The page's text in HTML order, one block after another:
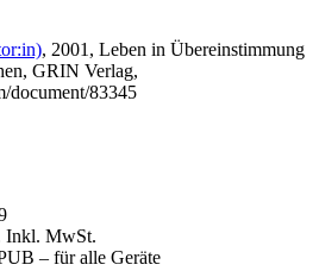
, 2001, Leben in Übereinstimmung
GRIN Verlag,
document/83345
Inkl. MwSt.
– für alle Geräte